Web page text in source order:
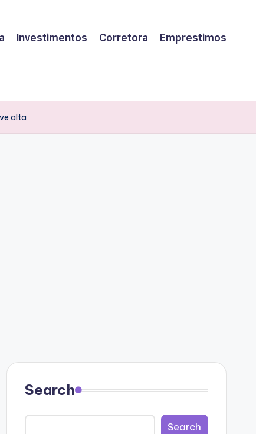
Investimentos Corretora Emprestimos
alta
Search
Search